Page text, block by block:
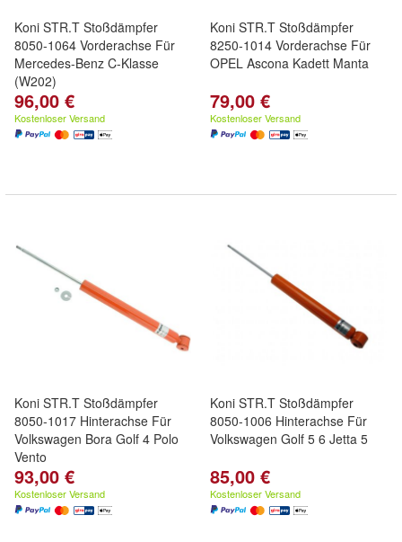
Koni STR.T Stoßdämpfer
8050-1064 Vorderachse Für
Mercedes-Benz C-Klasse
(W202)
96,00 €
Kostenloser Versand
Koni STR.T Stoßdämpfer
8250-1014 Vorderachse Für
OPEL Ascona Kadett Manta
79,00 €
Kostenloser Versand
Koni STR.T Stoßdämpfer
8050-1017 Hinterachse Für
Volkswagen Bora Golf 4 Polo
Vento
93,00 €
Kostenloser Versand
Koni STR.T Stoßdämpfer
8050-1006 Hinterachse Für
Volkswagen Golf 5 6 Jetta 5
85,00 €
Kostenloser Versand